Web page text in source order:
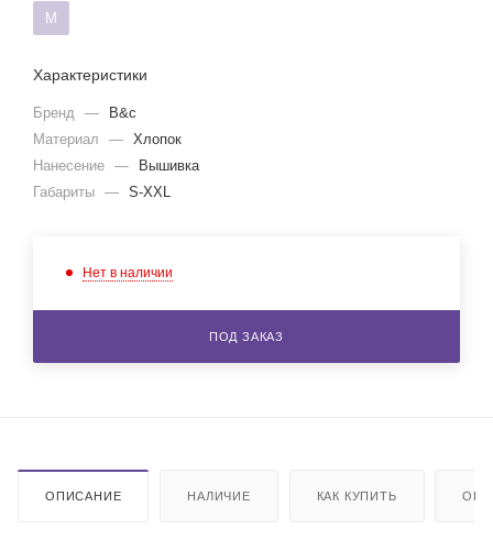
M
Характеристики
Бренд —
B&c
Материал
— Хлопок
Нанесение —
Вышивка
Габариты — S-XXL
Нет в наличии
ПОД ЗАКАЗ
ОПИСАНИЕ НАЛИЧИЕ КАК КУПИТЬ